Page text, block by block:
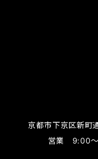
京都市下京区新町
営業 9:00～